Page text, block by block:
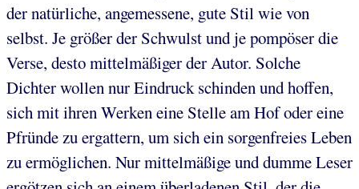
der natürliche, angemessene, gute Stil wie von
selbst. Je größer der Schwulst und je pompöser die
Verse, desto mittelmäßiger der Autor. Solche
Dichter wollen nur Eindruck schinden und hoffen,
sich mit ihren Werken eine Stelle am Hof oder eine
Pfründe zu ergattern, um sich ein sorgenfreies Leben
zu ermöglichen. Nur mittelmäßige und dumme Leser